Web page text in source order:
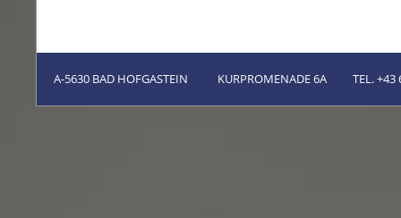
A-5630 BAD HOFGASTEIN KURPROMENADE 6A TEL. +43